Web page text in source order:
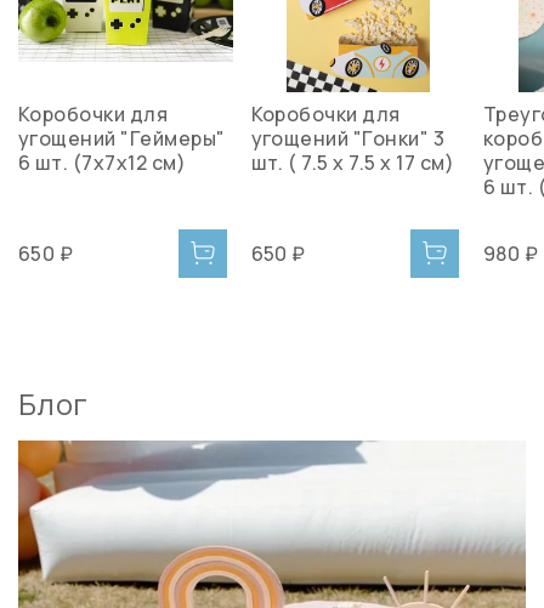
Коробочки для
угощений "Геймеры"
6 шт. (7х7х12 см)
650 ₽
Коробочки для
угощений "Гонки" 3
шт. ( 7.5 x 7.5 x 17 см)
650 ₽
6 шт.
980 ₽
Блог